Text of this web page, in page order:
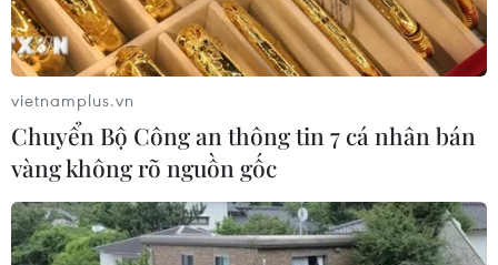
vietnamplus.vn
Chuyển Bộ Công an thông tin 7 cá nhân bán
vàng không rõ nguồn gốc